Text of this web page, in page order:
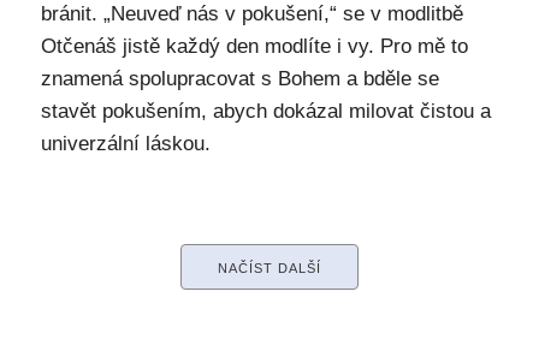
bránit. „Neuveď nás v pokušení,“ se v modlitbě
Otčenáš jistě každý den modlíte i vy. Pro mě to
znamená spolupracovat s Bohem a bděle se
stavět pokušením, abych dokázal milovat čistou a
univerzální láskou.
NAČÍST DALŠÍ